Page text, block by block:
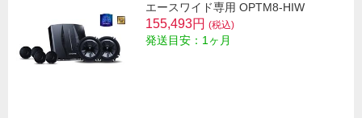
エースワイド専用 OPTM8-HIW
155,493円 (税込)
発送目安：1ヶ月